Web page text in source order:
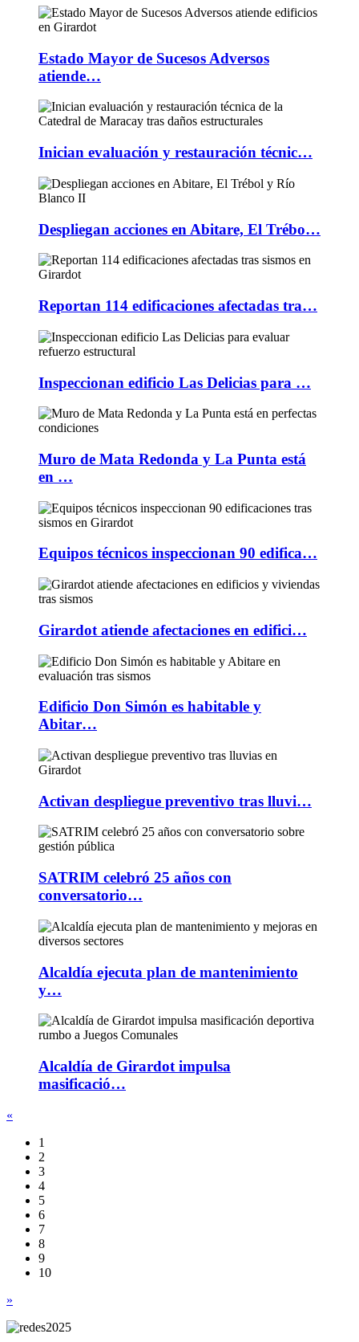
Estado Mayor de Sucesos Adversos
atiende…
Inician evaluación y restauración técnic…
Despliegan acciones en Abitare, El Trébo…
Reportan 114 edificaciones afectadas tra…
Inspeccionan edificio Las Delicias para …
Muro de Mata Redonda y La Punta está
en …
Equipos técnicos inspeccionan 90 edifica…
Girardot atiende afectaciones en edifici…
Edificio Don Simón es habitable y
Abitar…
Activan despliegue preventivo tras lluvi…
SATRIM celebró 25 años con
conversatorio…
Alcaldía ejecuta plan de mantenimiento
y…
Alcaldía de Girardot impulsa
masificació…
«
1
2
3
4
5
6
7
8
9
10
»